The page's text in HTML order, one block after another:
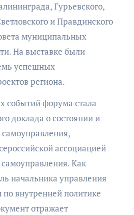
Гурьевского,
и Правдинского
муниципальных
На выставке были
успешных
региона.
событий форума стала
доклада о состоянии и
ассоциацией
Как
начальника управления
внутренней политике
отражает